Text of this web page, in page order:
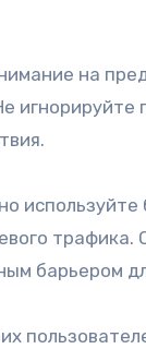
на
игнорируйте
трафика.
барьером